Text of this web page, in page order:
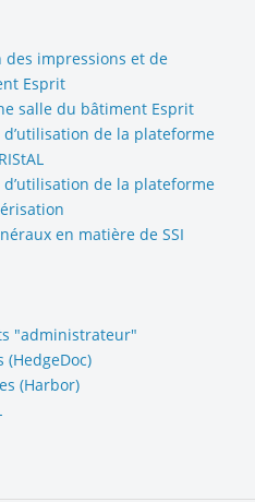
impressions et de
Esprit
salle du bâtiment Esprit
de la plateforme
de la plateforme
en matière de SSI
"administrateur"
(HedgeDoc)
(Harbor)